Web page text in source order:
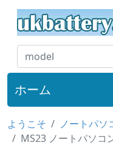
ホーム
ようこそ ノートパソ
MS23 ノートパソコ